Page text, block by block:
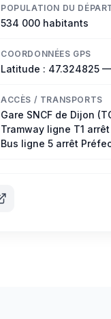
POPULATION DU
534 000 habitants
COORDONNÉES GPS
Latitude : 47.324825 —
ACCÈS / TRANSPORTS
Gare SNCF de Dijon
Tramway ligne T1
Bus ligne 5 arrêt